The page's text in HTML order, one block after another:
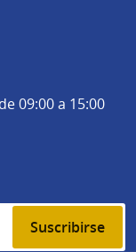
09:00 a 15:00
Suscribirse